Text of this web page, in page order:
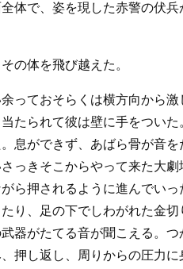
体で、姿を現した赤警の伏
の体を飛び越えた。
っておそらくは横方向から
たられて彼は壁に手をつい
息ができず、あばら骨が音
っきそこからやって来た大
ら押されるように進んでい
り、足の下でしわがれた金
器がたてる音が聞こえる。
押し返し、周りからの圧力